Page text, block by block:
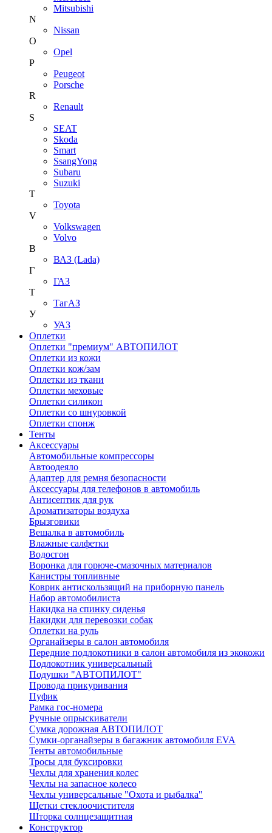
Mitsubishi
N
Nissan
O
Opel
P
Peugeot
Porsche
R
Renault
S
SEAT
Skoda
Smart
SsangYong
Subaru
Suzuki
T
Toyota
V
Volkswagen
Volvo
В
ВАЗ (Lada)
Г
ГАЗ
Т
ТагАЗ
У
УАЗ
Оплетки
Оплетки "премиум" АВТОПИЛОТ
Оплетки из кожи
Оплетки кож/зам
Оплетки из ткани
Оплетки меховые
Оплетки силикон
Оплетки со шнуровкой
Оплетки спонж
Тенты
Аксессуары
Автомобильные компрессоры
Автоодеяло
Адаптер для ремня безопасности
Аксессуары для телефонов в автомобиль
Антисептик для рук
Ароматизаторы воздуха
Брызговики
Вешалка в автомобиль
Влажные салфетки
Водосгон
Воронка для горюче-смазочных материалов
Канистры топливные
Коврик антискользящий на приборную панель
Набор автомобилиста
Накидка на спинку сиденья
Накидки для перевозки собак
Оплетки на руль
Органайзеры в салон автомобиля
Передние подлокотники в салон автомобиля из экокожи
Подлокотник универсальный
Подушки "АВТОПИЛОТ"
Провода прикуривания
Пуфик
Рамка гос-номера
Ручные опрыскиватели
Сумка дорожная АВТОПИЛОТ
Сумки-органайзеры в багажник автомобиля EVA
Тенты автомобильные
Тросы для буксировки
Чехлы для хранения колес
Чехлы на запасное колесо
Чехлы универсальные "Охота и рыбалка"
Щетки стеклоочистителя
Шторка солнцезащитная
Конструктор